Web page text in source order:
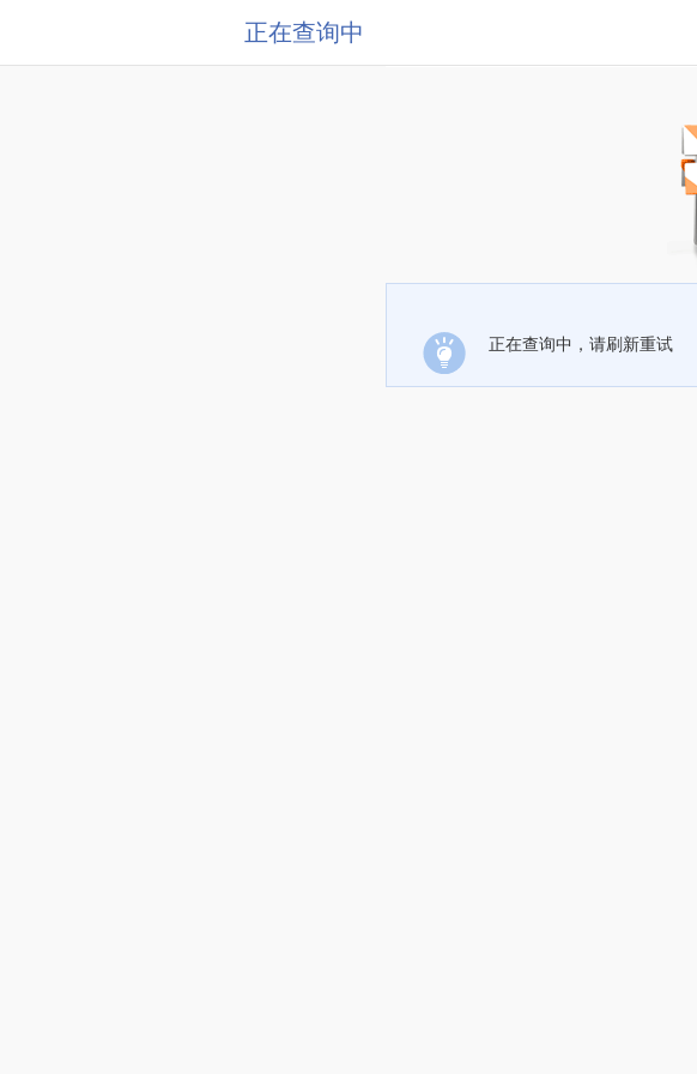
正在查询中
正在查询中，请刷新重试